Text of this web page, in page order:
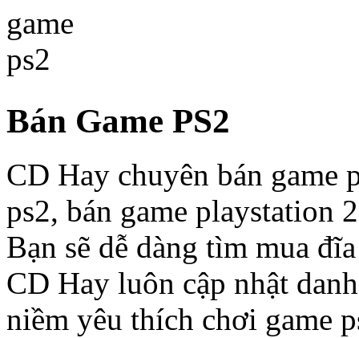
Bán Game PS2
CD Hay chuyên bán game
ps2, bán game playstation
Bạn sẽ dễ dàng tìm mua
CD Hay luôn cập nhật
niềm yêu thích chơi game